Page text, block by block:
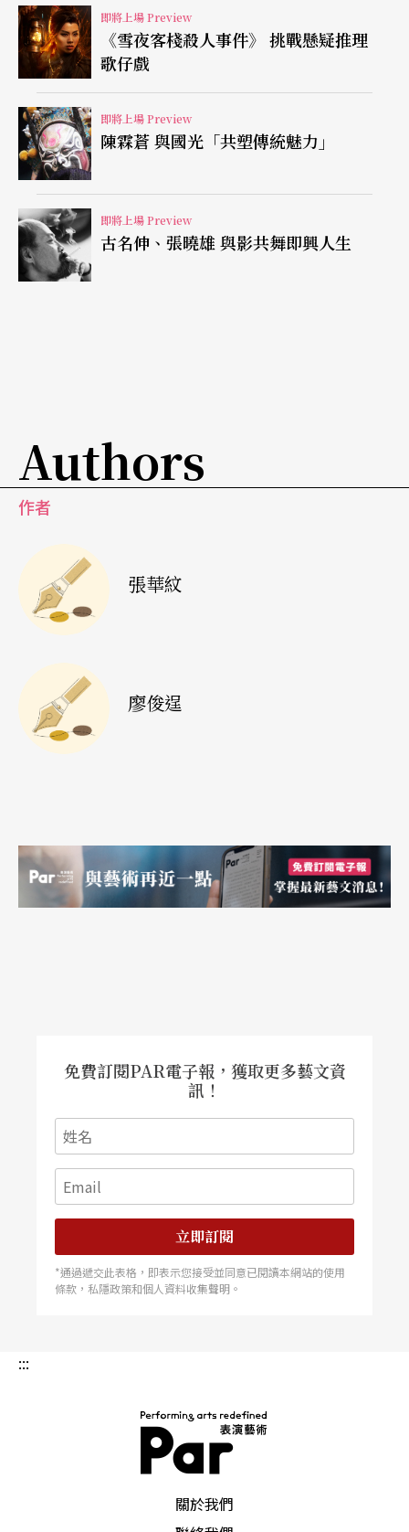
即將上場 Preview
《雪夜客棧殺人事件》 挑戰懸疑推理
歌仔戲
即將上場 Preview
陳霖蒼 與國光「共塑傳統魅力」
即將上場 Preview
古名伸、張曉雄 與影共舞即興人生
Authors
作者
張華紋
廖俊逞
免費訂閱PAR電子報，獲取更多藝文資
訊！
立即訂閱
*通過遞交此表格，即表示您接受並同意已閱讀本網站的使用
條款，私隱政策和個人資料收集聲明。
:::
關於我們